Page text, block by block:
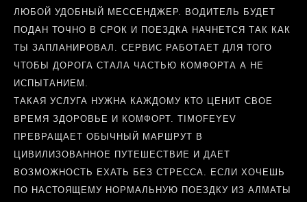
ЛЮБОЙ УДОБНЫЙ МЕССЕНДЖЕР. ВОДИТЕЛЬ БУДЕТ
ПОДАН ТОЧНО В СРОК И ПОЕЗДКА НАЧНЕТСЯ ТАК КАК
ТЫ ЗАПЛАНИРОВАЛ. СЕРВИС РАБОТАЕТ ДЛЯ ТОГО
ЧТОБЫ ДОРОГА СТАЛА ЧАСТЬЮ КОМФОРТА А НЕ
ИСПЫТАНИЕМ.
ТАКАЯ УСЛУГА НУЖНА КАЖДОМУ КТО ЦЕНИТ СВОЕ
ВРЕМЯ ЗДОРОВЬЕ И КОМФОРТ. TIMOFEYEV
ПРЕВРАЩАЕТ ОБЫЧНЫЙ МАРШРУТ В
ЦИВИЛИЗОВАННОЕ ПУТЕШЕСТВИЕ И ДАЕТ
ВОЗМОЖНОСТЬ ЕХАТЬ БЕЗ СТРЕССА. ЕСЛИ ХОЧЕШЬ
ПО НАСТОЯЩЕМУ НОРМАЛЬНУЮ ПОЕЗДКУ ИЗ АЛМАТЫ